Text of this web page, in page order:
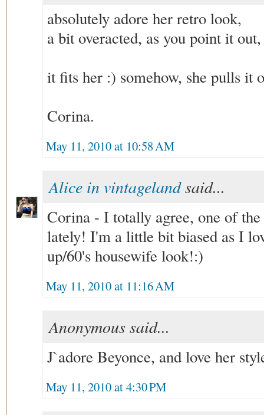
absolutely adore her retro look,
a bit overacted, as you point it
it fits her :) somehow, she pulls it
Corina.
May 11, 2010 at 10:58 AM
Alice in vintagelandsaid...
Corina - I totally agree, one of the
lately! I'm a little bit biased as I
up/60's housewife look!:)
May 11, 2010 at 11:16 AM
Anonymous said...
J`adore Beyonce, and love her
May 11, 2010 at 4:30 PM